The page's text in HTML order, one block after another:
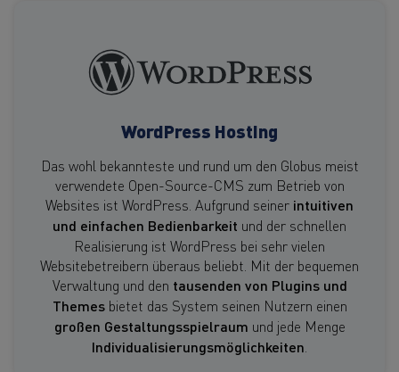
WordPress Hosting
Das wohl bekannteste und rund um den Globus meist
verwendete Open-Source-CMS zum Betrieb von
Websites ist WordPress. Aufgrund seiner intuitiven
und einfachen Bedienbarkeit und der schnellen
Realisierung ist WordPress bei sehr vielen
Websitebetreibern überaus beliebt. Mit der bequemen
Verwaltung und den tausenden von Plugins und
Themes bietet das System seinen Nutzern einen
großen Gestaltungsspielraum und jede Menge
Individualisierungsmöglichkeiten